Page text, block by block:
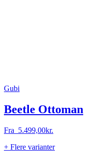
Gubi
Beetle Ottoman
Fra 5.499,00kr.
+ Flere varianter